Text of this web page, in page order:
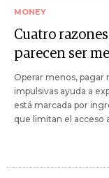
MONEY
Cuatro
parecen ser
Operar menos,
impulsivas ayuda a
está marcada por
que limitan el acceso